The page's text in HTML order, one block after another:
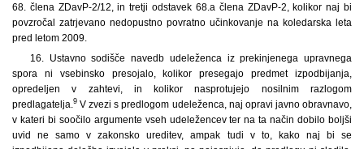
68. člena ZDavP-2/12, in tretji odstavek 68.a člena ZDavP-2, kolikor naj bi
povzročal zatrjevano nedopustno povratno učinkovanje na koledarska leta
pred letom 2009.
16. Ustavno sodišče navedb udeleženca iz prekinjenega upravnega
spora ni vsebinsko presojalo, kolikor presegajo predmet izpodbijanja,
opredeljen v zahtevi, in kolikor nasprotujejo nosilnim razlogom
predlagatelja. 9 V zvezi s predlogom udeleženca, naj opravi javno obravnavo,
v kateri bi soočilo argumente vseh udeležencev ter na ta način dobilo boljši
uvid ne samo v zakonsko ureditev, ampak tudi v to, kako naj bi se